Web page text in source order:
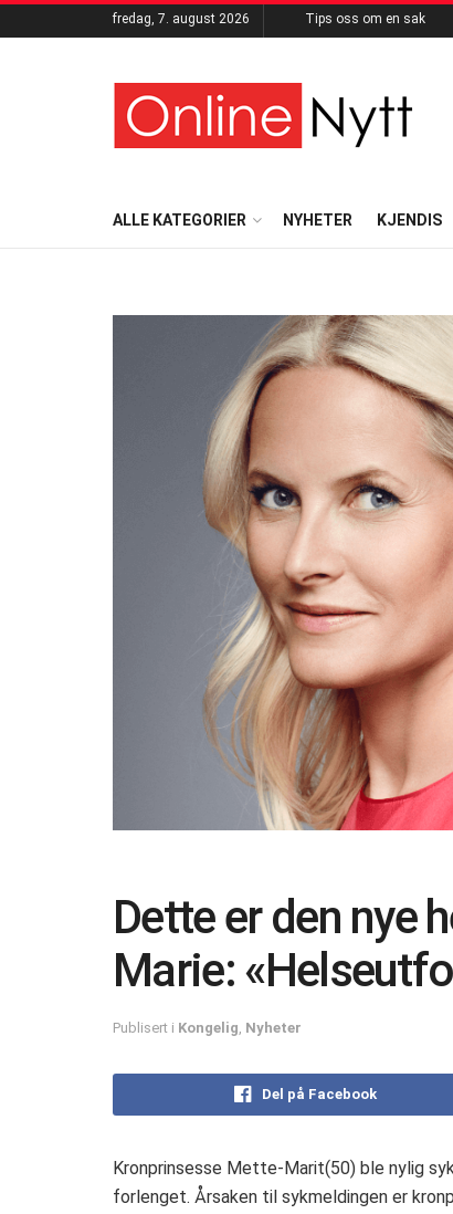
fredag, 7. august 2026 Tips oss om en sak
ALLE KATEGORIER NYHETER KJENDIS
Dette er den nye
Marie:
Publisert i Kongelig, Nyheter
Del på Facebook
Kronprinsesse Mette-Marit(50) ble nylig
forlenget. Årsaken til sykmeldingen er